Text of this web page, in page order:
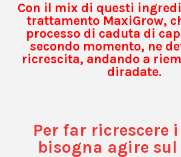
Con il mix di questi
trattamento MaxiGrow,
processo di caduta di
secondo momento, ne
ricrescita, andando a
diradate.
Per far ricrescere
bisogna agire sul